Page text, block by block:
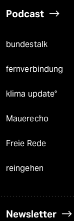
Podcast
bundestalk
fernverbindung
klima update°
Mauerecho
Freie Rede
reingehen
Newsletter